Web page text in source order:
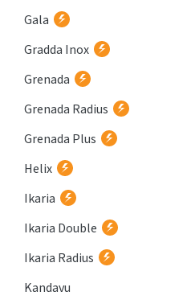
Gala
Gradda Inox
Grenada
Grenada Radius
Grenada Plus
Helix
Ikaria
Ikaria Double
Ikaria Radius
Kandavu
Atria